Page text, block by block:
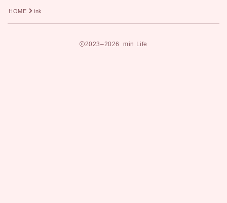
HOME ink
2023–2026 min Life